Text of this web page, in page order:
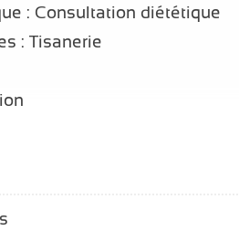
: Consultation diététique
: Tisanerie